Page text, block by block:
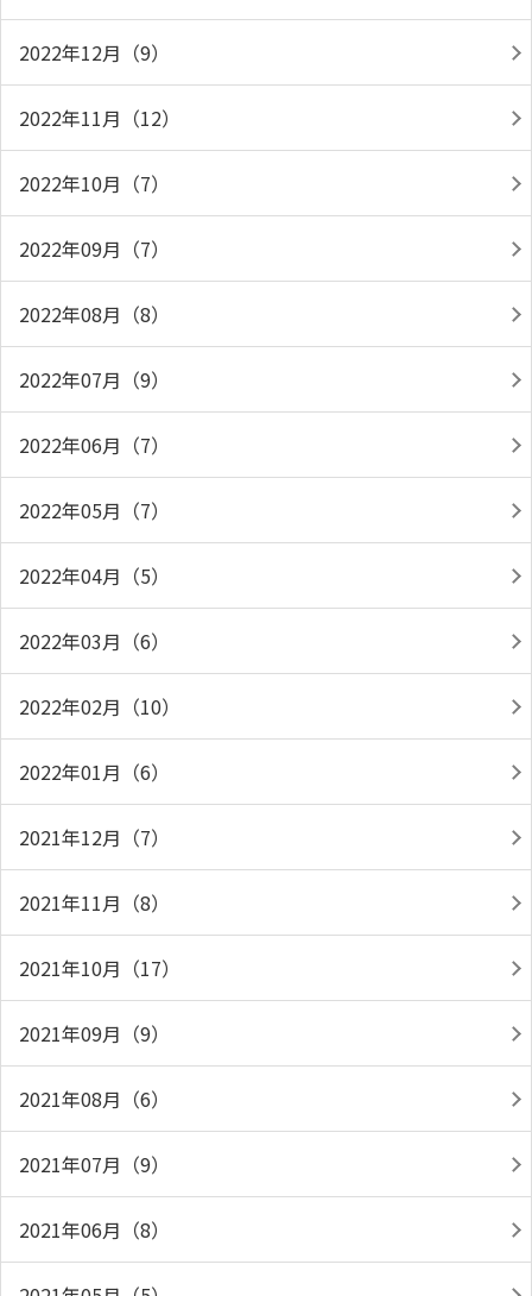
2022年12月（9）
2022年11月（12）
2022年10月（7）
2022年09月（7）
2022年08月（8）
2022年07月（9）
2022年06月（7）
2022年05月（7）
2022年04月（5）
2022年03月（6）
2022年02月（10）
2022年01月（6）
2021年12月（7）
2021年11月（8）
2021年10月（17）
2021年09月（9）
2021年08月（6）
2021年07月（9）
2021年06月（8）